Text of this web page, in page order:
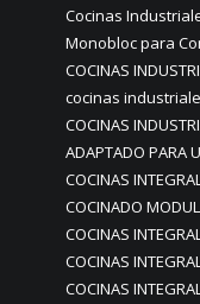
Cocinas
Monobloc para
COCINAS
cocinas
COCINAS
ADAPTADO PARA
COCINAS
COCINADO
COCINAS
COCINAS
COCINAS